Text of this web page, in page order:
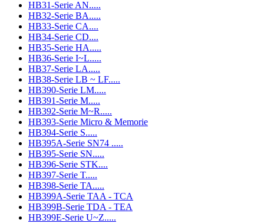
HB31-Serie AN.....
HB32-Serie BA.....
HB33-Serie CA....
HB34-Serie CD....
HB35-Serie HA.....
HB36-Serie I~L.....
HB37-Serie LA.....
HB38-Serie LB ~ LF.....
HB390-Serie LM.....
HB391-Serie M.....
HB392-Serie M~R.....
HB393-Serie Micro & Memorie
HB394-Serie S.....
HB395A-Serie SN74 .....
HB395-Serie SN.....
HB396-Serie STK....
HB397-Serie T.....
HB398-Serie TA.....
HB399A-Serie TAA - TCA
HB399B-Serie TDA - TEA
HB399E-Serie U~Z.....